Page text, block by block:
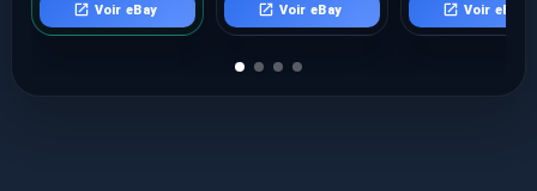
Voir eBay Voir eBay Voir eBay